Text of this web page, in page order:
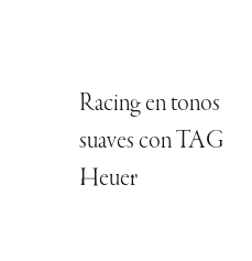
Racing en tonos
suaves con TAG
Heuer